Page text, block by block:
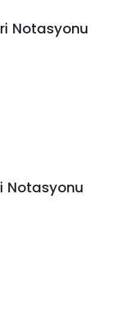
Notasyonu
Notasyonu